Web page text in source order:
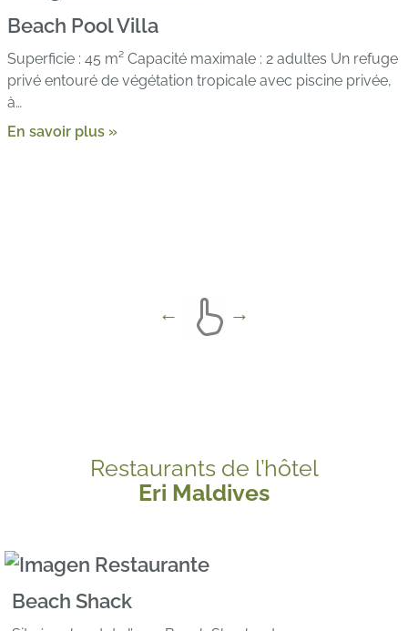
Beach Pool Villa
Superficie : 45 m² Capacité maximale : 2 adultes Un refuge
privé entouré de végétation tropicale avec piscine privée,
à…
En savoir plus »
Restaurants de l’hôtel
Eri Maldives
Beach Shack